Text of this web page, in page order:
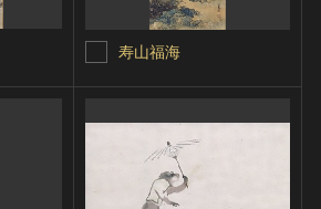
寿山福海